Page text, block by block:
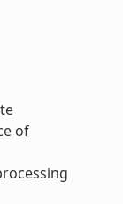
of